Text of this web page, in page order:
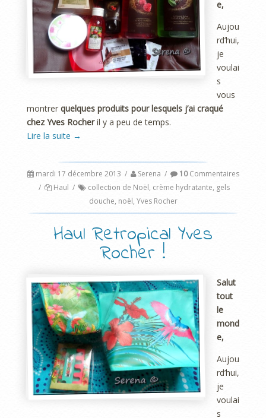
e,
Aujou
rd’hui,
je
voulai
s
vous
montrer quelques produits pour lesquels j’ai craqué
chez Yves Rocheril y a peu de temps.
Lire la suite →
mardi 17 décembre 2013 / Serena / 10Commentaires
/
Haul / collection de Noël, crème hydratante, gels
douche, noël, Yves Rocher
Haul Retropical Yves
Rocher !
Salut
tout
le
mond
e,
Aujou
rd’hui,
je
voulai
s